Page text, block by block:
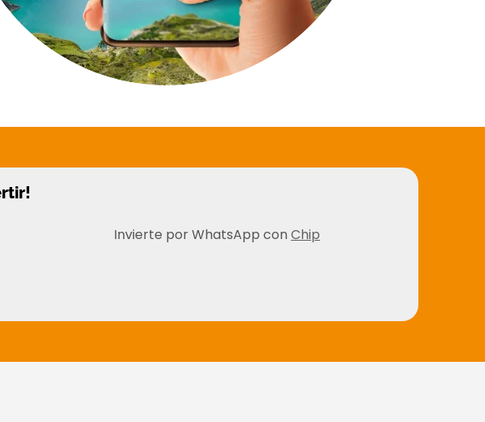
Invierte por WhatsApp con Chip